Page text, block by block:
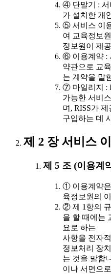
④ 단말기 : 서
가 설치한 개
⑤ 서비스 이
여 교육정보
정보원이 제
⑥ 이용계약 :
약관으로 교
는 계약을 말
⑦ 마일리지 :
가능한 서비
며, RISS가
구입하는 데
제 2 장 서비스
제 5 조 (이용계
① 이용계약은
육정보원의
② 제 1항의
을 할 때에는
요로 하는
사항을 전자
정보처리 장
는 것을 말합
이나 서면으